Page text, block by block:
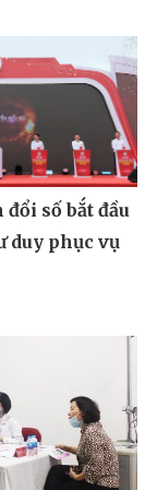
số bắt đầu
duy phục vụ